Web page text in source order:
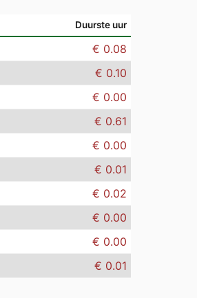
Duurste uur
€ 0.08
€ 0.10
€ 0.00
€ 0.61
€ 0.00
€ 0.01
€ 0.02
€ 0.00
€ 0.00
€ 0.01